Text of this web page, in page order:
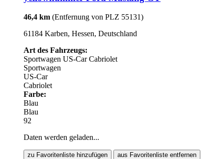
46,4 km (Entfernung von PLZ 55131)
61184 Karben, Hessen, Deutschland
Art des Fahrzeugs:
Sportwagen US-CarCabriolet
Sportwagen
US-Car
Cabriolet
Farbe:
Blau
Blau
92
Daten werden geladen...
zu Favoritenliste hinzufügen aus Favoritenliste entfernen